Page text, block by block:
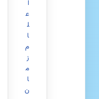
ا
ع
ل
ا
م
ز
م
ا
ن‌